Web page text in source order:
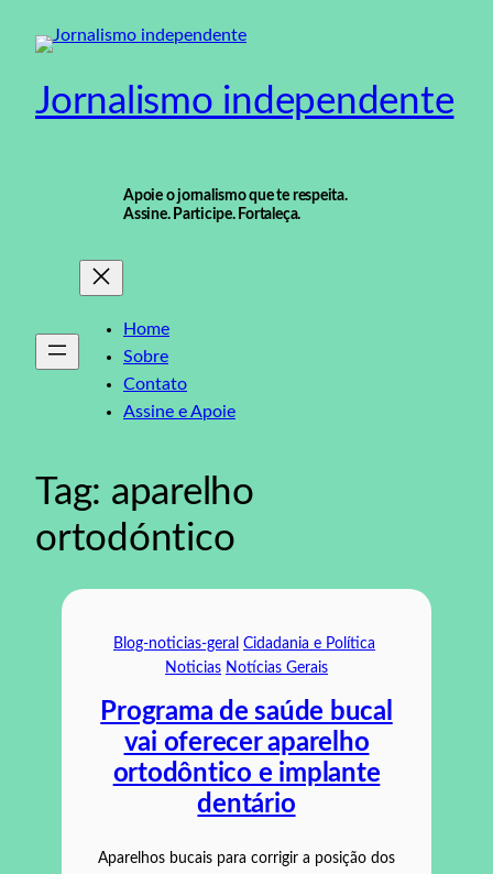
para
conteúdo
Jornalismo independente
Apoie o jornalismo que te respeita.
Assine. Participe. Fortaleça.
Home
Sobre
Contato
Assine e Apoie
Tag: aparelho
ortodóntico
Blog-noticias-geral Cidadania e Política
Noticias Notícias Gerais
Programa de saúde bucal
vai oferecer aparelho
ortodôntico e implante
dentário
Aparelhos bucais para corrigir a posição dos